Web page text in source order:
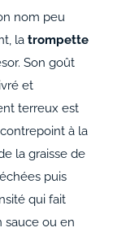
nom peu
la trompette
Son goût
et
terreux est
à la
la graisse de
puis
qui fait
sauce ou en